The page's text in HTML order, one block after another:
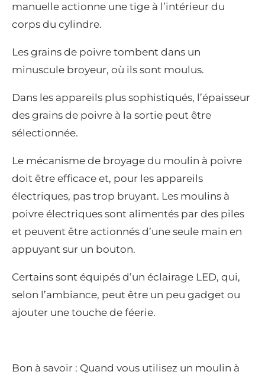
manuelle actionne une tige à l’intérieur du
corps du cylindre.
Les grains de poivre tombent dans un
minuscule broyeur, où ils sont moulus.
Dans les appareils plus sophistiqués, l’épaisseur
des grains de poivre à la sortie peut être
sélectionnée.
Le mécanisme de broyage du moulin à poivre
doit être efficace et, pour les appareils
électriques, pas trop bruyant. Les moulins à
poivre électriques sont alimentés par des piles
et peuvent être actionnés d’une seule main en
appuyant sur un bouton.
Certains sont équipés d’un éclairage LED, qui,
selon l’ambiance, peut être un peu gadget ou
ajouter une touche de féerie.
Bon à savoir : Quand vous utilisez un moulin à